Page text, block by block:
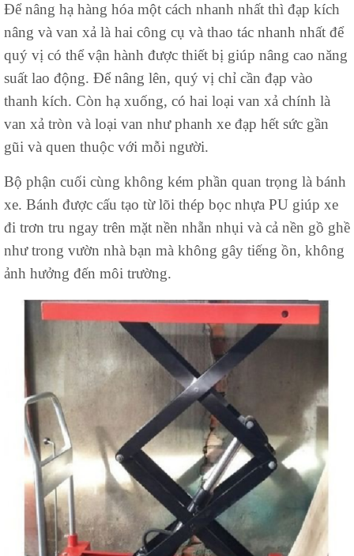
Để nâng hạ hàng hóa một cách nhanh nhất thì đạp kích
nâng và van xả là hai công cụ và thao tác nhanh nhất để
quý vị có thể vận hành được thiết bị giúp nâng cao năng
suất lao động. Để nâng lên, quý vị chỉ cần đạp vào
thanh kích. Còn hạ xuống, có hai loại van xả chính là
van xả tròn và loại van như phanh xe đạp hết sức gần
gũi và quen thuộc với mỗi người.
Bộ phận cuối cùng không kém phần quan trọng là bánh
xe. Bánh được cấu tạo từ lõi thép bọc nhựa PU giúp xe
đi trơn tru ngay trên mặt nền nhẵn nhụi và cả nền gồ ghề
như trong vườn nhà bạn mà không gây tiếng ồn, không
ảnh hưởng đến môi trường.